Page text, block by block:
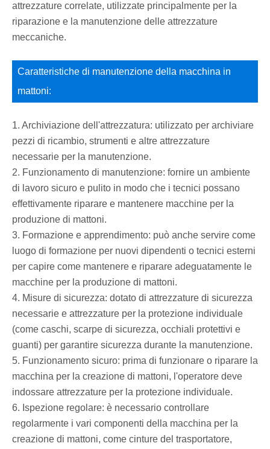
attrezzature correlate, utilizzate principalmente per la
riparazione e la manutenzione delle attrezzature
meccaniche.
Caratteristiche di manutenzione della macchina in
mattoni:
1. Archiviazione dell'attrezzatura: utilizzato per archiviare
pezzi di ricambio, strumenti e altre attrezzature
necessarie per la manutenzione.
2. Funzionamento di manutenzione: fornire un ambiente
di lavoro sicuro e pulito in modo che i tecnici possano
effettivamente riparare e mantenere macchine per la
produzione di mattoni.
3. Formazione e apprendimento: può anche servire come
luogo di formazione per nuovi dipendenti o tecnici esterni
per capire come mantenere e riparare adeguatamente le
macchine per la produzione di mattoni.
4. Misure di sicurezza: dotato di attrezzature di sicurezza
necessarie e attrezzature per la protezione individuale
(come caschi, scarpe di sicurezza, occhiali protettivi e
guanti) per garantire sicurezza durante la manutenzione.
5. Funzionamento sicuro: prima di funzionare o riparare la
macchina per la creazione di mattoni, l'operatore deve
indossare attrezzature per la protezione individuale.
6. Ispezione regolare: è necessario controllare
regolarmente i vari componenti della macchina per la
creazione di mattoni, come cinture del trasportatore,